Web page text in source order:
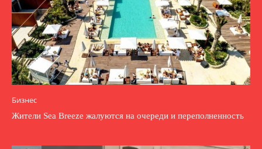
Бизнес
Жители Sea Breeze жалуются на очереди и переполненность